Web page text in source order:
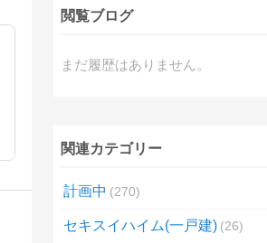
閲覧ブログ
まだ履歴はありません。
関連カテゴリー
計画中 270
セキスイハイム(一戸建) 26